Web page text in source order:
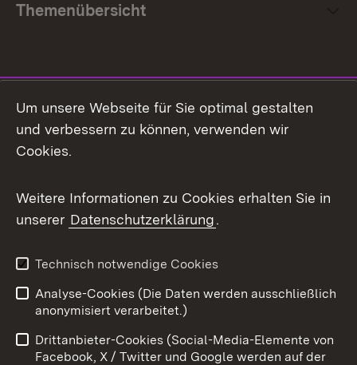
Themenübersicht
Facebook
X / Twitter
Youtube
Impressum
Kontakt
Barrierefreiheit
Datenschutz
Um unsere Webseite für Sie optimal gestalten
und verbessern zu können, verwenden wir
Cookies.
Weitere Informationen zu Cookies erhalten Sie in
unserer Datenschutzerklärung.
Technisch notwendige Cookies
Analyse-Cookies (Die Daten werden ausschließlich
anonymisiert verarbeitet.)
Drittanbieter-Cookies (Social-Media-Elemente von
Facebook, X / Twitter und Google werden auf der